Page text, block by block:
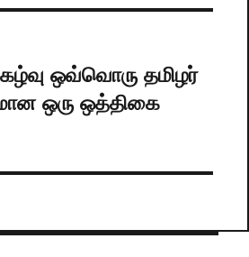
ஒவ்வொரு தமிழர்
ஒரு ஒத்திகை